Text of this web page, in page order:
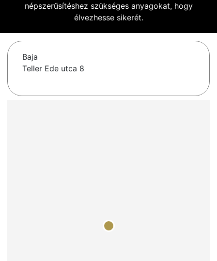
népszerűsítéshez szükséges anyagokat, hogy
élvezhesse sikerét.
Baja
Teller Ede utca 8